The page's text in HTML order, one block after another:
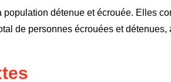
détenue et écrouée. Elles
de personnes écrouées et